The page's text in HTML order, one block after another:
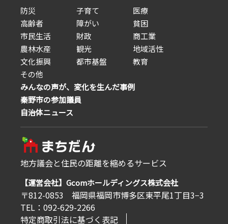
防災
子育て
医療
高齢者
障がい
貧困
市民生活
財政
商工業
農林水産
観光
地域活性
文化振興
都市基盤
教育
その他
みんなの声が、変化を生んだ事例
秦野市の参加議員
自治体ニュース
地方議会と住民の距離を縮めるサービス
【運営会社】Gcomホールディングス株式会社
〒812-0853 福岡県福岡市博多区東平尾1丁目3−3
TEL：092-629-2266
特定商取引法に基づく表記